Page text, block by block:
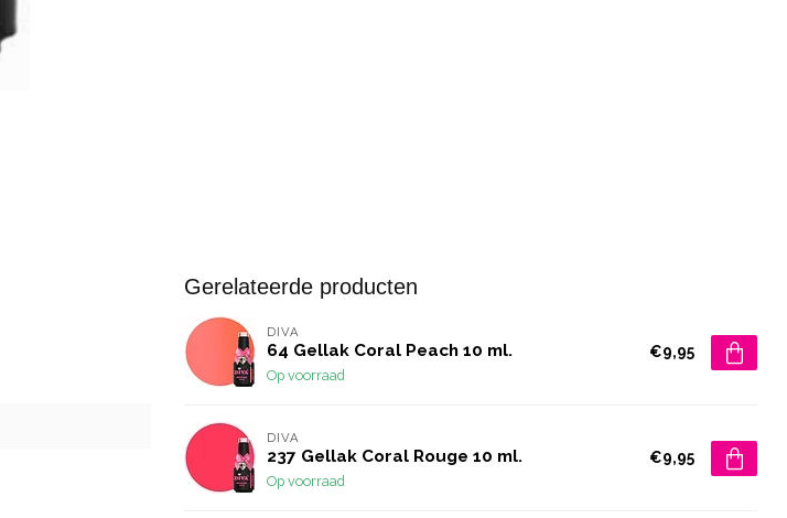
Gerelateerde producten
DIVA
64 Gellak Coral Peach 10 ml.
Op voorraad
€9,95
DIVA
237 Gellak Coral Rouge 10 ml.
Op voorraad
€9,95